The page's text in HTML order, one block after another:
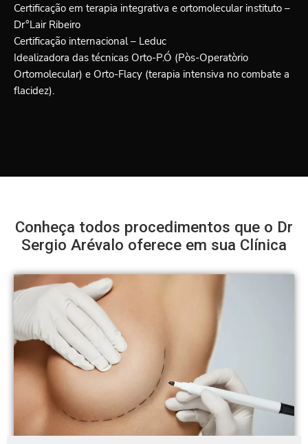
Certificação em terapia integrativa e ortomolecular instituto –
Dr°Lair Ribeiro
Certificação internacional – Leduc
Idealizadora das técnicas Orto-P.Ó (Pòs-Operatòrio
Ortomolecular) e Orto-Flacy (terapia intensiva no combate a
flacidez).
Conheça todos procedimentos que o Dr
Sergio Arévalo oferece em sua Clínica